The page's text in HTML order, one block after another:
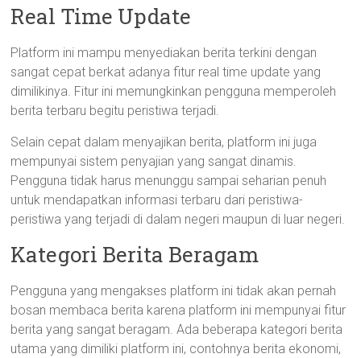
Real Time Update
Platform ini mampu menyediakan berita terkini dengan
sangat cepat berkat adanya fitur real time update yang
dimilikinya. Fitur ini memungkinkan pengguna memperoleh
berita terbaru begitu peristiwa terjadi.
Selain cepat dalam menyajikan berita, platform ini juga
mempunyai sistem penyajian yang sangat dinamis.
Pengguna tidak harus menunggu sampai seharian penuh
untuk mendapatkan informasi terbaru dari peristiwa-
peristiwa yang terjadi di dalam negeri maupun di luar negeri.
Kategori Berita Beragam
Pengguna yang mengakses platform ini tidak akan pernah
bosan membaca berita karena platform ini mempunyai fitur
berita yang sangat beragam. Ada beberapa kategori berita
utama yang dimiliki platform ini, contohnya berita ekonomi,